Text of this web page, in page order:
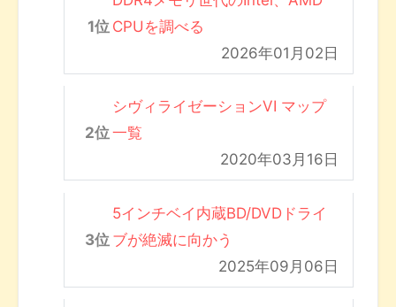
CPUを調べる
2026年01月02日
シヴィライゼーションVI マップ
一覧
2020年03月16日
5インチベイ内蔵BD/DVDドライ
ブが絶滅に向かう
2025年09月06日